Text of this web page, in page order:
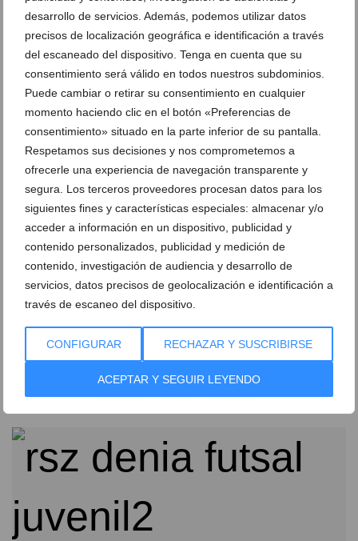
desarrollo de servicios. Además, podemos utilizar datos
precisos de localización geográfica e identificación a través
del escaneado del dispositivo. Tenga en cuenta que su
consentimiento será válido en todos nuestros subdominios.
Puede cambiar o retirar su consentimiento en cualquier
momento haciendo clic en el botón «Preferencias de
consentimiento» situado en la parte inferior de su pantalla.
Respetamos sus decisiones y nos comprometemos a
ofrecerle una experiencia de navegación transparente y
segura. Los terceros proveedores procesan datos para los
siguientes fines y características especiales: almacenar y/o
acceder a información en un dispositivo, publicidad y
contenido personalizados, publicidad y medición de
contenido, investigación de audiencia y desarrollo de
servicios, datos precisos de geolocalización e identificación a
través de escaneo del dispositivo.
CONFIGURAR RECHAZAR Y SUSCRIBIRSE
ACEPTAR Y SEGUIR LEYENDO
Nueva victoria del Dénia Futsal juvenil que sigue
líder e invicto
05 de febrero de 2013
El equipo que dirige Jaime Moreno goleó al Serelles
Alcoy (9-0) y se mantiene como líder